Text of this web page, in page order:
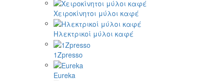
Χειροκίνητοι μύλοι καφέ
Ηλεκτρικοί μύλοι καφέ
1Zpresso
Eureka